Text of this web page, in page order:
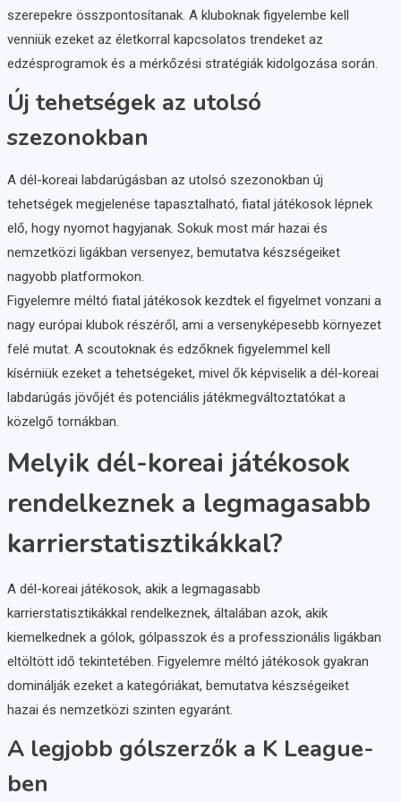
szerepekre összpontosítanak. A kluboknak figyelembe kell
venniük ezeket az életkorral kapcsolatos trendeket az
edzésprogramok és a mérkőzési stratégiák kidolgozása során.
Új tehetségek az utolsó
szezonokban
A dél-koreai labdarúgásban az utolsó szezonokban új
tehetségek megjelenése tapasztalható, fiatal játékosok lépnek
elő, hogy nyomot hagyjanak. Sokuk most már hazai és
nemzetközi ligákban versenyez, bemutatva készségeiket
nagyobb platformokon.
Figyelemre méltó fiatal játékosok kezdtek el figyelmet vonzani a
nagy európai klubok részéről, ami a versenyképesebb környezet
felé mutat. A scoutoknak és edzőknek figyelemmel kell
kísérniük ezeket a tehetségeket, mivel ők képviselik a dél-koreai
labdarúgás jövőjét és potenciális játékmegváltoztatókat a
közelgő tornákban.
Melyik dél-koreai játékosok
rendelkeznek a legmagasabb
karrierstatisztikákkal?
A dél-koreai játékosok, akik a legmagasabb
karrierstatisztikákkal rendelkeznek, általában azok, akik
kiemelkednek a gólok, gólpasszok és a professzionális ligákban
eltöltött idő tekintetében. Figyelemre méltó játékosok gyakran
dominálják ezeket a kategóriákat, bemutatva készségeiket
hazai és nemzetközi szinten egyaránt.
A legjobb gólszerzők a K League-
ben